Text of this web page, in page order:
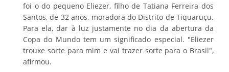
foi o do pequeno Eliezer, filho de Tatiana Ferreira dos
Santos, de 32 anos, moradora do Distrito de Tiquaruçu.
Para ela, dar à luz justamente no dia da abertura da
Copa do Mundo tem um significado especial. "Eliezer
trouxe sorte para mim e vai trazer sorte para o Brasil",
afirmou.